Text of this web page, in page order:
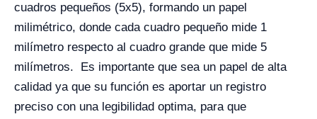
cuadros pequeños (5x5), formando un papel
milimétrico, donde cada cuadro pequeño mide 1
milímetro respecto al cuadro grande que mide 5
milímetros. Es importante que sea un papel de alta
calidad ya que su función es aportar un registro
preciso con una legibilidad optima, para que